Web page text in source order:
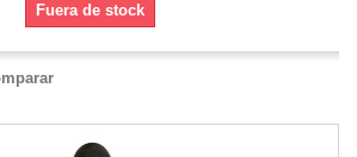
Fuera de stock